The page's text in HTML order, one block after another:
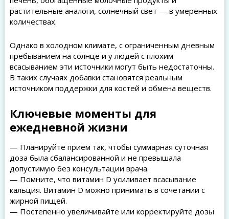
растительные аналоги, солнечный свет — в умеренных
количествах.
Однако в холодном климате, с ограниченным дневным
пребыванием на солнце и у людей с плохим
всасыванием эти источники могут быть недостаточны.
В таких случаях добавки становятся реальным
источником поддержки для костей и обмена веществ.
Ключевые моменты для
ежедневной жизни
— Планируйте прием так, чтобы суммарная суточная
доза была сбалансированной и не превышала
допустимую без консультации врача.
— Помните, что витамин D усиливает всасывание
кальция. Витамин D можно принимать в сочетании с
жирной пищей.
— Постепенно увеличивайте или корректируйте дозы